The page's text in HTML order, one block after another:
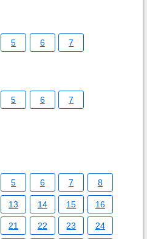
5 6 7
5 6 7
5 6 7 8
13 14 15 16
21 22 23 24